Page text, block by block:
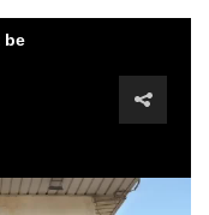
be